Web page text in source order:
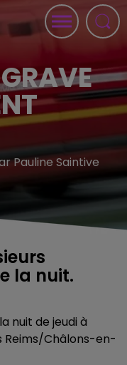
Pauline Saintive
la nuit.
nuit de jeudi à
Reims/Châlons-en-